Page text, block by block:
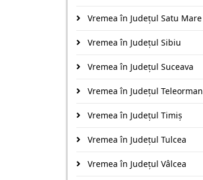
Vremea în Județul Satu Mare
Vremea în Județul Sibiu
Vremea în Județul Suceava
Vremea în Județul Teleorman
Vremea în Județul Timiş
Vremea în Județul Tulcea
Vremea în Județul Vâlcea